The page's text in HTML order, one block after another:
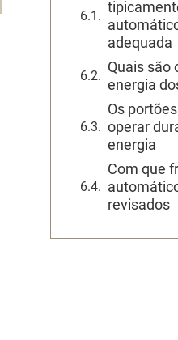
adequada
Quais são
energia
Os
operar
energia
Com que
revisados